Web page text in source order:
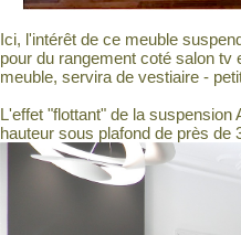
Ici, l'intérêt de ce meuble
pour du rangement coté salon tv
meuble, servira de vestiaire -
L'effet "flottant" de la
hauteur sous plafond de près de